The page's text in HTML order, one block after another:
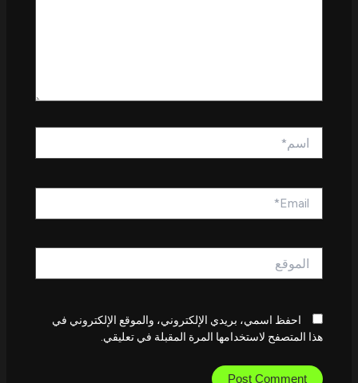
احفظ اسمي، بريدي الإلكتروني، والموقع الإلكتروني في
هذا المتصفح لاستخدامها المرة المقبلة في تعليقي.